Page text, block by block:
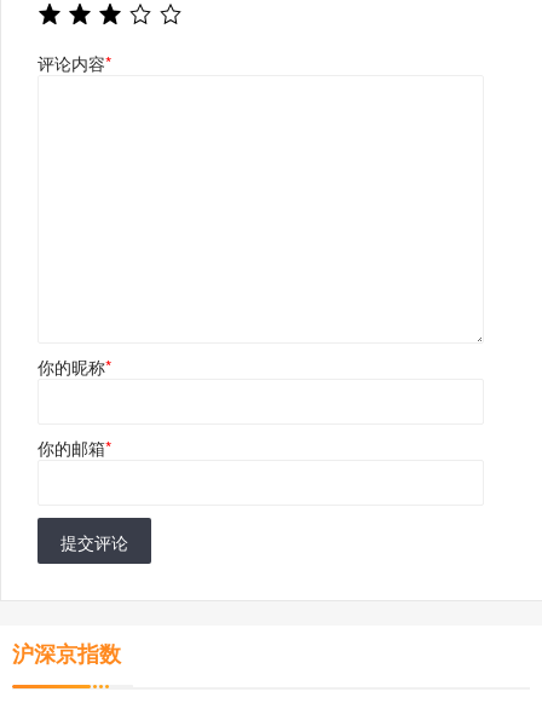
评论内容*
你的昵称*
你的邮箱*
提交评论
沪深京指数